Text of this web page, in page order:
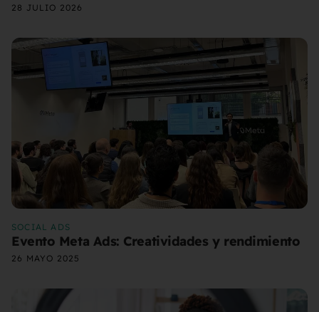
28 JULIO 2026
SOCIAL ADS
Evento Meta Ads: Creatividades y rendimiento
26 MAYO 2025